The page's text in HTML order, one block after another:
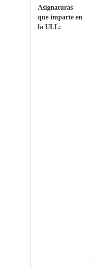
Asignaturas
que imparte en
la ULL: